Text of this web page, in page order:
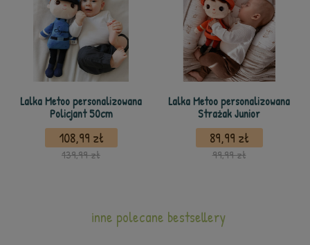
Lalka Metoo personalizowana
Policjant 50cm
108,99 zł
139,99 zł
Lalka Metoo personalizowana
Strażak Junior
89,99 zł
99,99 zł
inne polecane bestsellery